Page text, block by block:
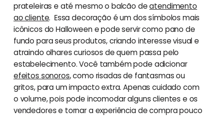
prateleiras e até mesmo o balcão deatendimento
ao cliente. Essa decoração é um dos símbolos mais
icônicos do Halloween e pode servir como pano de
fundo para seus produtos, criando interesse visual e
atraindo olhares curiosos de quem passa pelo
estabelecimento. Você também pode adicionar
efeitos sonoros, como risadas de fantasmas ou
gritos, para um impacto extra. Apenas cuidado com
o volume, pois pode incomodar alguns clientes e os
vendedores e tornar a experiência de compra pouco